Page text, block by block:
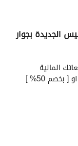
في تالالا هليوبوليس الجديدة بجوار
المالية